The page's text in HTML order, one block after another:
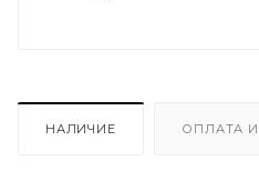
НАЛИЧИЕ ОПЛАТА